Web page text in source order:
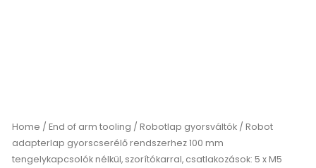
Home /End of arm tooling /Robotlap gyorsváltók / Robot
adapterlap gyorscserélő rendszerhez 100 mm
tengelykapcsolók nélkül, szorítókarral, csatlakozások: 5 x M5